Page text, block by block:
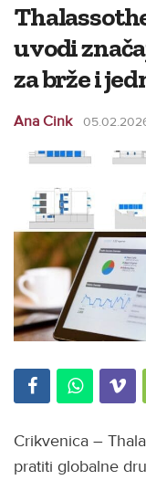
uvodi
za brže i
Ana Cink
Crikvenica –
pratiti globalne